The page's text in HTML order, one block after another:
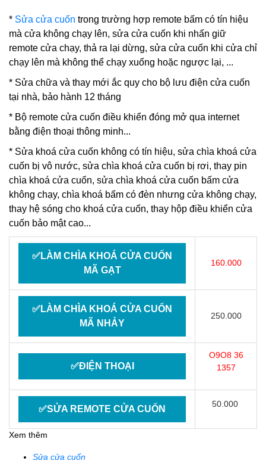
* Sửa cửa cuốn trong trường hợp remote bấm có tín hiệu
mà cửa không chạy lên, sửa cửa cuốn khi nhấn giữ
remote cửa chạy, thả ra lại dừng, sửa cửa cuốn khi cửa chỉ
chạy lên mà không thể chạy xuống hoặc ngược lại, ...
* Sửa chữa và thay mới ắc quy cho bộ lưu điện cửa cuốn
tại nhà, bảo hành 12 tháng
* Bộ remote cửa cuốn điều khiển đóng mở qua internet
bằng điện thoại thông minh...
* Sửa khoá cửa cuốn không có tín hiệu, sửa chìa khoá cửa
cuốn bị vô nước, sửa chìa khoá cửa cuốn bị rơi, thay pin
chìa khoá cửa cuốn, sửa chìa khoá cửa cuốn bấm cửa
không chạy, chìa khoá bấm có đèn nhưng cửa không chạy,
thay hệ sóng cho khoá cửa cuốn, thay hộp điều khiển cửa
cuốn bảo mật cao...
✅LÀM CHÌA KHOÁ CỬA CUỐN
MÃ GẠT
160.000
✅LÀM CHÌA KHOÁ CỬA CUỐN
MÃ NHẢY
250.000
✅ĐIỆN THOẠI
O9O8 36
1357
✅SỬA REMOTE CỬA CUỐN 50.000
Xem thêm
Sửa cửa cuốn